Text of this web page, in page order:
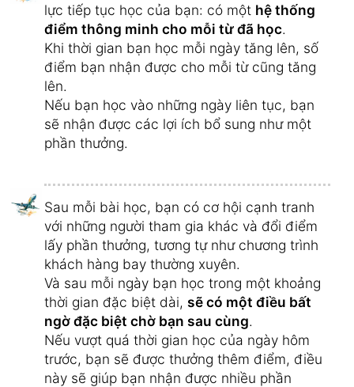
lực tiếp tục học của bạn: có một hệ thống
điểm thông minh cho mỗi từ đã học.
Khi thời gian bạn học mỗi ngày tăng lên, số
điểm bạn nhận được cho mỗi từ cũng tăng
lên.
Nếu bạn học vào những ngày liên tục, bạn
sẽ nhận được các lợi ích bổ sung như một
phần thưởng.
Sau mỗi bài học, bạn có cơ hội cạnh tranh
với những người tham gia khác và đổi điểm
lấy phần thưởng, tương tự như chương trình
khách hàng bay thường xuyên.
Và sau mỗi ngày bạn học trong một khoảng
thời gian đặc biệt dài, sẽ có một điều bất
ngờ đặc biệt chờ bạn sau cùng.
Nếu vượt quá thời gian học của ngày hôm
trước, bạn sẽ được thưởng thêm điểm, điều
này sẽ giúp bạn nhận được nhiều phần